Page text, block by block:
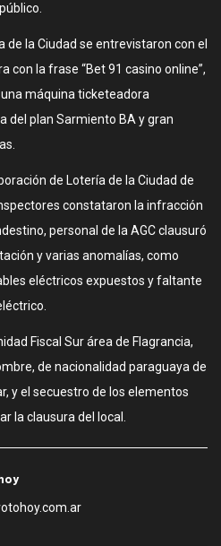
de la Ciudad se entrevistaron con el
con la frase “Bet 91 casino online”,
máquina ticketeadora
del plan Sarmiento BA y gran
de Lotería de la Ciudad de
constataron la infracción
personal de la AGC clausuró
y varias anomalías, como
eléctricos expuestos y faltante
Fiscal Sur área de Flagrancia,
de nacionalidad paraguaya de
y el secuestro de los elementos
la clausura del local.